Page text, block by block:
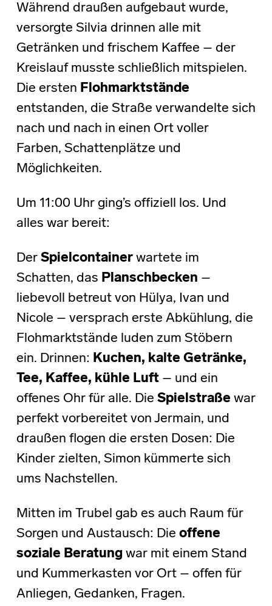
Während draußen aufgebaut wurde,
versorgte Silvia drinnen alle mit
Getränken und frischem Kaffee – der
Kreislauf musste schließlich mitspielen.
Die ersten Flohmarktstände
entstanden, die Straße verwandelte sich
nach und nach in einen Ort voller
Farben, Schattenplätze und
Möglichkeiten.
Um 11:00 Uhr ging’s offiziell los. Und
alles war bereit:
Der Spielcontainerwartete im
Schatten, das Planschbecken –
liebevoll betreut von Hülya, Ivan und
Nicole – versprach erste Abkühlung, die
Flohmarktstände luden zum Stöbern
ein. Drinnen: Kuchen, kalte Getränke,
Tee, Kaffee, kühle Luft – und ein
offenes Ohr für alle. Die Spielstraße war
perfekt vorbereitet von Jermain, und
draußen flogen die ersten Dosen: Die
Kinder zielten, Simon kümmerte sich
ums Nachstellen.
Mitten im Trubel gab es auch Raum für
Sorgen und Austausch: Die offene
soziale Beratung war mit einem Stand
und Kummerkasten vor Ort – offen für
Anliegen, Gedanken, Fragen.